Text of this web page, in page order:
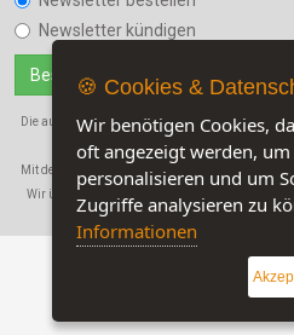
Newsletter kündigen
Die auf dieser Seite verwendeten
sind Eigentum der
Mit der Benutzung dieser Seite erkennen Sie
Wir übernehmen in keinem Fall eine Haftung
🍪 Cookies &
Wir benötigen Cookies,
oft angezeigt werden, um
personalisieren und um
Zugriffe analysieren zu
Informationen